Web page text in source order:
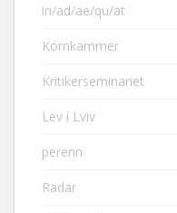
in/ad/ae/qu/at
Kornkammer
Kritikerseminariet
Lev i Lviv
perenn
Radar